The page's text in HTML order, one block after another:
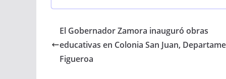
e
t
i
r
El Gobernador Zamora inauguró obras
educativas en Colonia San Juan,
Figueroa